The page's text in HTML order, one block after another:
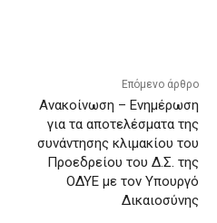
Επόμενο άρθρο
Ανακοίνωση – Ενημέρωση
για τα αποτελέσματα της
συνάντησης κλιμακίου του
Προεδρείου του Δ.Σ. της
ΟΔΥΕ με τον Υπουργό
Δικαιοσύνης